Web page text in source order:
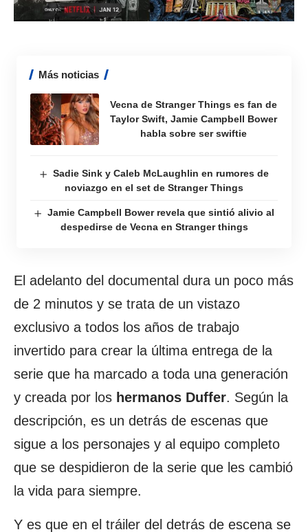
Más noticias
Vecna de Stranger Things es fan de
Taylor Swift, Jamie Campbell Bower
habla sobre ser swiftie
Sadie Sink y Caleb McLaughlin en rumores de
noviazgo en el set de Stranger Things
Jamie Campbell Bower revela que sintió alivio al
despedirse de Vecna en Stranger things
El adelanto del documental dura un poco más
de 2 minutos y se trata de un vistazo
exclusivo a todos los años de trabajo
invertido para crear la última entrega de la
serie que ha marcado a toda una generación
y creada por los hermanos Duffer. Según la
descripción, es un detrás de escenas que
sigue a los personajes y al equipo completo
que se despidieron de la serie que les cambió
la vida para siempre.
Y es que en el tráiler del detrás de escena se